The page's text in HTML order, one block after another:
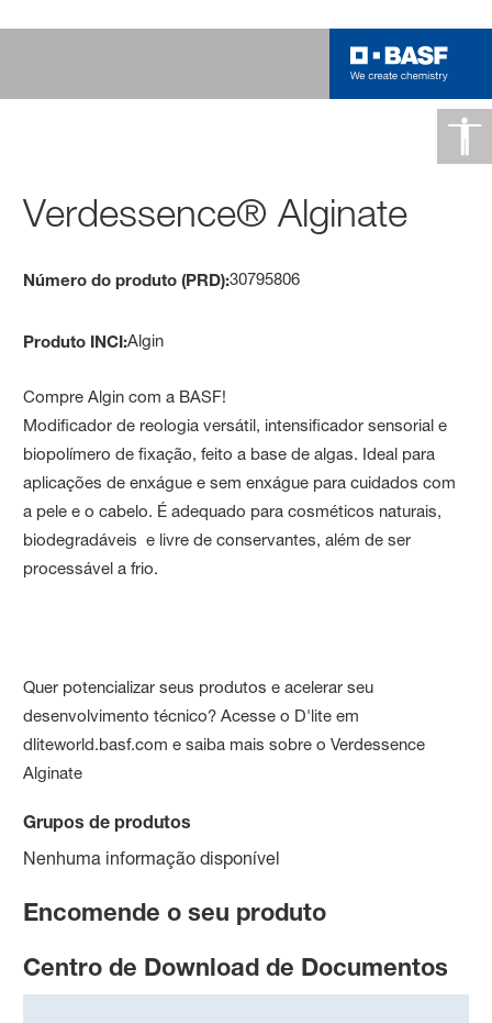
Verdessence® Alginate
Número do produto (PRD):30795806
Produto INCI:Algin
Compre Algin com a BASF!
Modificador de reologia versátil, intensificador sensorial e
biopolímero de fixação, feito a base de algas. Ideal para
aplicações de enxágue e sem enxágue para cuidados com
a pele e o cabelo. É adequado para cosméticos naturais,
biodegradáveis e livre de conservantes, além de ser
processável a frio.
Quer potencializar seus produtos e acelerar seu
desenvolvimento técnico? Acesse o D'lite em
dliteworld.basf.com e saiba mais sobre o Verdessence
Alginate
Grupos de produtos
Nenhuma informação disponível
Encomende o seu produto
Centro de Download de Documentos